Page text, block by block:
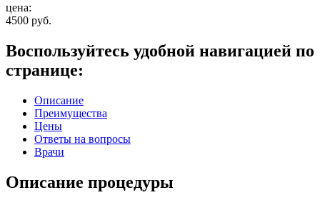
цена:
4500 руб.
Воспользуйтесь удобной навигацией по
странице:
Описание
Преимущества
Цены
Ответы на вопросы
Врачи
Описание процедуры